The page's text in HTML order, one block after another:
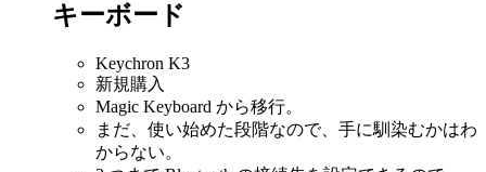
キーボード
Keychron K3
新規購入
Magic Keyboard から移行。
まだ、使い始めた段階なので、手に馴染むかはわ
からない。